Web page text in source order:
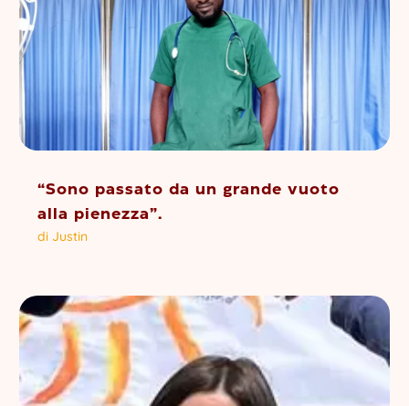
“Sono passato da un grande vuoto
alla pienezza”.
di Justin